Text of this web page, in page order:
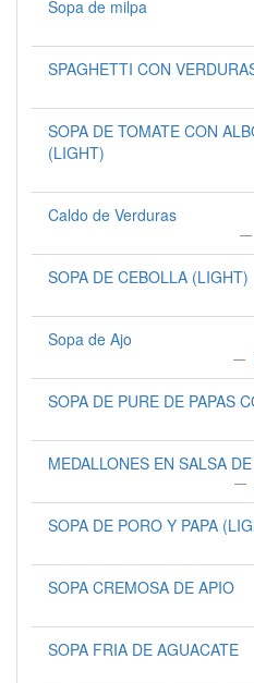
Sopa de milpa
SPAGHETTI CON
SOPA DE TOMATE CON
(LIGHT)
Caldo de Verduras
SOPA DE CEBOLLA (LIGHT)
Sopa de Ajo
SOPA DE PURE DE PAPAS
MEDALLONES EN SALSA
SOPA DE PORO Y PAPA
SOPA CREMOSA DE APIO
SOPA FRIA DE AGUACATE